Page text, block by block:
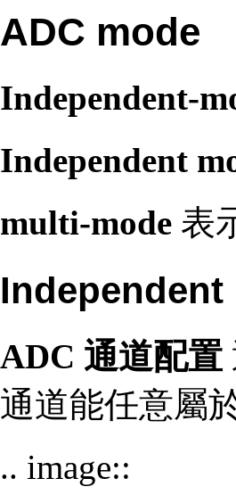
ADC mode
Independent-
Independent
multi-mode 表
Independent
ADC 通道配置
通道能任意屬
.. image::